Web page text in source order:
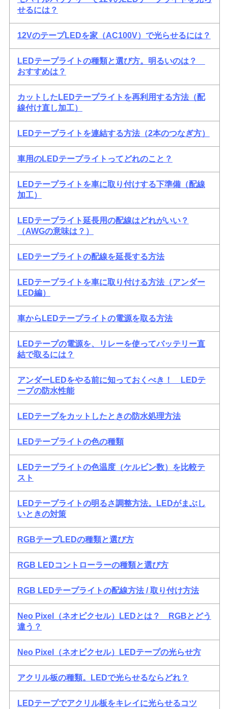
せるには？
12VのテープLEDを家（AC100V）で光らせるには？
LEDテープライトの種類と選び方。明るいのは？
おすすめは？
カットしたLEDテープライトを再利用する方法（配
線付け直し加工）
LEDテープライトを連結する方法（2本のつなぎ方）
車用のLEDテープライトってどれのこと？
LEDテープライトを車に取り付けする下準備（配線
加工）
LEDテープライト延長用の配線はどれがいい？
（AWGの意味は？）
LEDテープライトの配線を延長する方法
LEDテープライトを車に取り付ける方法（アンダー
LED編）
車からLEDテープライトの電源を取る方法
LEDテープの電源を、リレーを使ってバッテリー直
結で取るには？
アンダーLEDをやる前に知っておくべき！ LEDテ
ープの防水性能
LEDテープをカットしたときの防水処理方法
LEDテープライトの色の種類
LEDテープライトの色温度（ケルビン数）を比較テ
スト
LEDテープライトの明るさ調整方法。LEDがまぶし
いときの対策
RGBテープLEDの種類と選び方
RGB LEDコントローラーの種類と選び方
RGB LEDテープライトの配線方法 / 取り付け方法
Neo Pixel（ネオピクセル）LEDとは？ RGBとどう
違う？
Neo Pixel（ネオピクセル）LEDテープの光らせ方
アクリル板の種類。LEDで光らせるならどれ？
LEDテープでアクリル板をキレイに光らせるコツ